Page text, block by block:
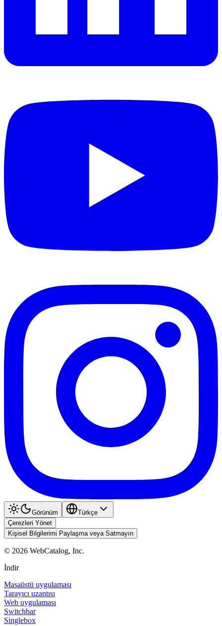
Görünüm
Türkçe
Çerezleri Yönet
Kişisel Bilgilerimi Paylaşma veya Satmayın
© 2026 WebCatalog, Inc.
İndir
Masaüstü uygulaması
Tarayıcı uzantısı
Web uygulaması
Switchbar
Singlebox